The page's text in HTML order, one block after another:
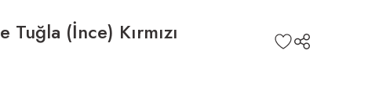
Tuğla (İnce) Kırmızı